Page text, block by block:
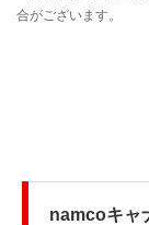
namcoキャ